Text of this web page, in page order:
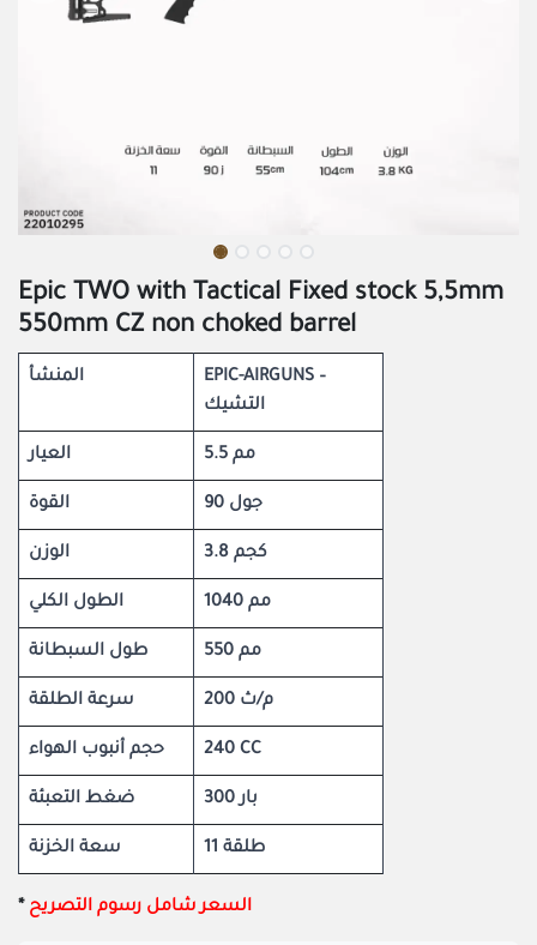
Epic TWO with Tactical Fixed stock 5,5mm
550mm CZ non choked barrel
المنشأ
EPIC-AIRGUNS –
التشيك
العيار 5.5 مم
القوة 90 جول
الوزن 3.8 كجم
الطول الكلي 1040 مم
طول السبطانة 550 مم
سرعة الطلقة 200 م/ث
حجم أنبوب الهواء 240 CC
ضغط التعبئة 300 بار
سعة الخزنة 11 طلقة
* السعر شامل رسوم التصريح